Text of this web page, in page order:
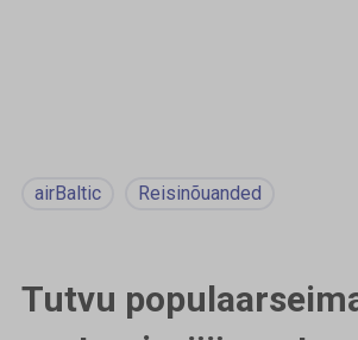
airBaltic Reisinõuanded
Tutvu